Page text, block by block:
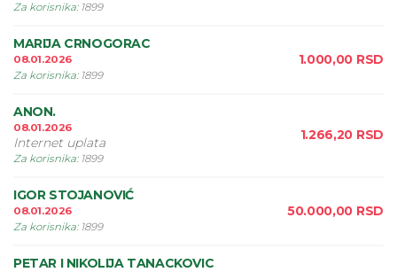
Za korisnika: 1899
MARIJA CRNOGORAC
08.01.2026
Za korisnika: 1899
1.000,00 RSD
ANON.
08.01.2026
Internet uplata
Za korisnika: 1899
1.266,20 RSD
IGOR STOJANOVIĆ
08.01.2026
Za korisnika: 1899
50.000,00 RSD
PETAR I NIKOLIJA TANACKOVIC